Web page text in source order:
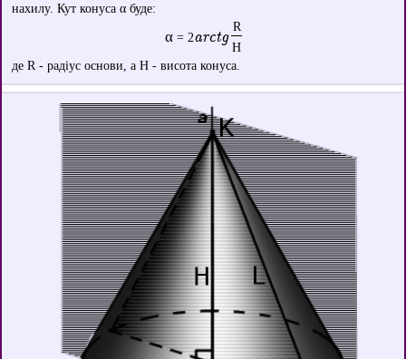
нахилу. Кут конуса α буде:
α = 2arctg
R
H
де R - радіус основи, а H - висота конуса.